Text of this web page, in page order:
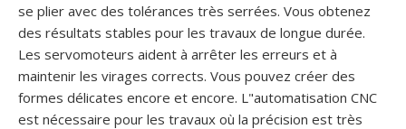
se plier avec des tolérances très serrées. Vous obtenez
des résultats stables pour les travaux de longue durée.
Les servomoteurs aident à arrêter les erreurs et à
maintenir les virages corrects. Vous pouvez créer des
formes délicates encore et encore. L"automatisation CNC
est nécessaire pour les travaux où la précision est très